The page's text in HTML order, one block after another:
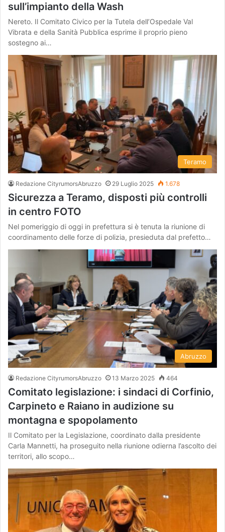
sull’impianto della Wash
Nereto. Il Comitato Civico per la Tutela dell’Ospedale Val
Vibrata e della Sanità Pubblica esprime il proprio pieno
sostegno ai…
Teramo
Redazione CityrumorsAbruzzo 29 Luglio 2025 1.678
Sicurezza a Teramo, disposti più controlli
in centro FOTO
Nel pomeriggio di oggi in prefettura si è tenuta la riunione di
coordinamento delle forze di polizia, presieduta dal prefetto…
Abruzzo
Redazione CityrumorsAbruzzo 13 Marzo 2025 464
Comitato legislazione: i sindaci di Corfinio,
Carpineto e Raiano in audizione su
montagna e spopolamento
Il Comitato per la Legislazione, coordinato dalla presidente
Carla Mannetti, ha proseguito nella riunione odierna l’ascolto dei
territori, allo scopo…